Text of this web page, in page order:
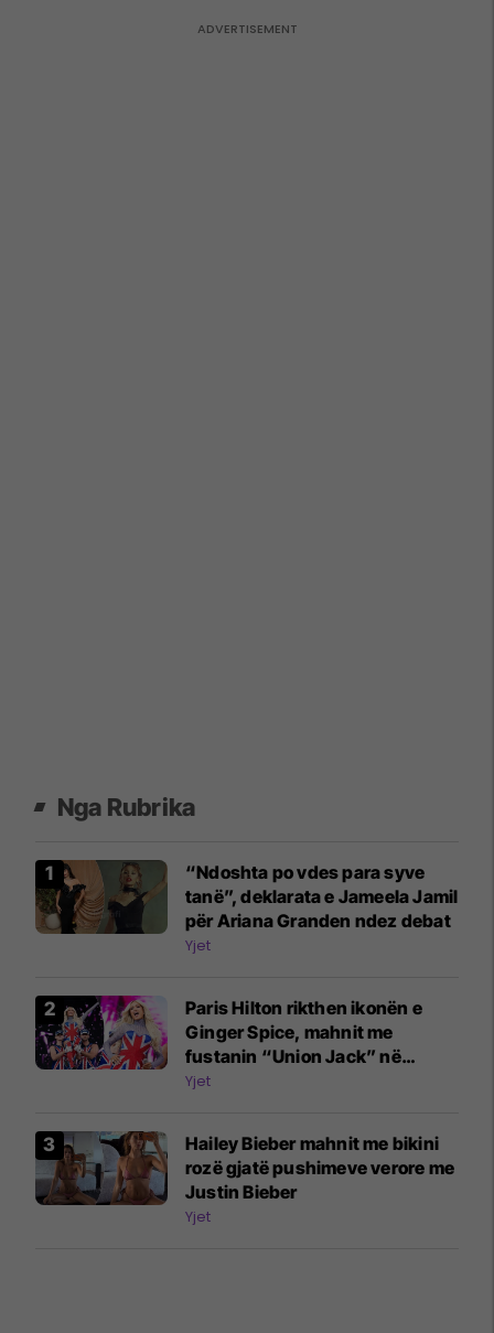
Nga Rubrika
“Ndoshta po vdes para syve
tanë”, deklarata e Jameela Jamil
për Ariana Granden ndez debat
Yjet
Paris Hilton rikthen ikonën e
Ginger Spice, mahnit me
fustanin “Union Jack” në
Brighton Pride
Yjet
Hailey Bieber mahnit me bikini
rozë gjatë pushimeve verore me
Justin Bieber
Yjet